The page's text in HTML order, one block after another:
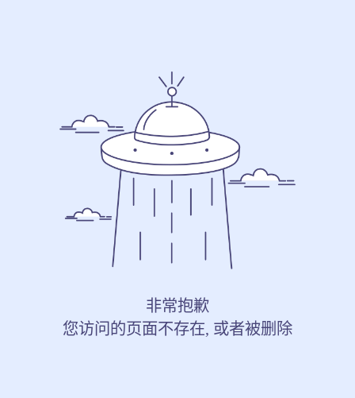
非常抱歉
您访问的页面不存在, 或者被删除